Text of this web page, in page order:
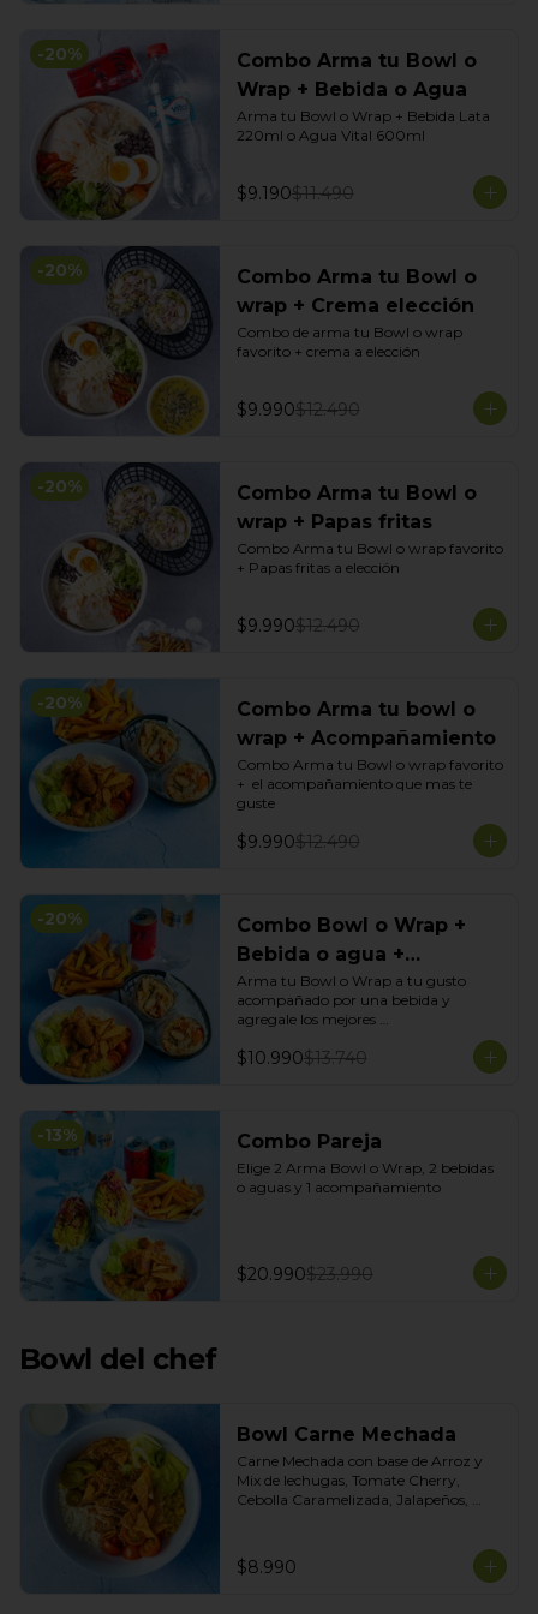
-20%
Combo Arma tu Bowl o
Wrap + Bebida o Agua
Arma tu Bowl o Wrap + Bebida Lata
220ml o Agua Vital 600ml
$9.190$11.490
-20%
Combo Arma tu Bowl o
wrap + Crema elección
Combo de arma tu Bowl o wrap
favorito + crema a elección
$9.990$12.490
-20%
Combo Arma tu Bowl o
wrap + Papas fritas
Combo Arma tu Bowl o wrap favorito
+ Papas fritas a elección
$9.990$12.490
-20%
Combo Arma tu bowl o
wrap + Acompañamiento
Combo Arma tu Bowl o wrap favorito
+  el acompañamiento que mas te
guste
$9.990$12.490
-20%
Combo Bowl o Wrap +
Bebida o agua +
Acompañamiento
Arma tu Bowl o Wrap a tu gusto
acompañado por una bebida y
agregale los mejores
acompañamientos de Tasty Garden!
$10.990$13.740
-13% Combo Pareja
Elige 2 Arma Bowl o Wrap, 2 bebidas
o aguas y 1 acompañamiento
$20.990$23.990
Bowl del chef
Bowl Carne Mechada
Carne Mechada con base de Arroz y
Mix de lechugas, Tomate Cherry,
Cebolla Caramelizada, Jalapeños,
Salsa de Cilantro
$8.990